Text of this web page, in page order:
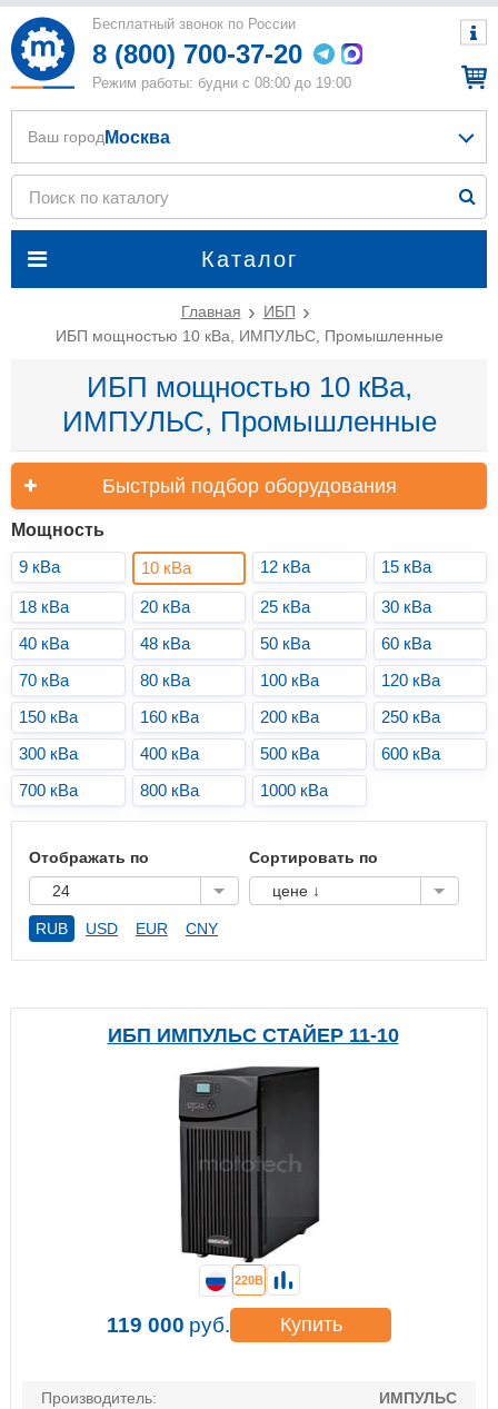
Бесплатный звонок по России
8 (800) 700-37-20
Режим работы: будни с 08:00 до 19:00
Каталог
Ваш город Москва
Главная
ИБП
ИБП мощностью 10 кВа, ИМПУЛЬС, Промышленные
ИБП мощностью 10 кВа,
ИМПУЛЬС, Промышленные
Быстрый подбор оборудования
Мощность
9 кВа
10 кВа 12 кВа 15 кВа
18 кВа 20 кВа 25 кВа
30 кВа
40 кВа
48 кВа 50 кВа
60 кВа
70 кВа
80 кВа 100 кВа
120 кВа
150 кВа
160 кВа 200 кВа
250 кВа
300 кВа
400 кВа 500 кВа
600 кВа
700 кВа
800 кВа 1000 кВа
Отображать по
24
Сортировать по
цене ↓
RUB USD EUR CNY
ИБП ИМПУЛЬС СТАЙЕР 11-10
Производитель:
ИМПУЛЬС
220В
119 000 руб. Купить